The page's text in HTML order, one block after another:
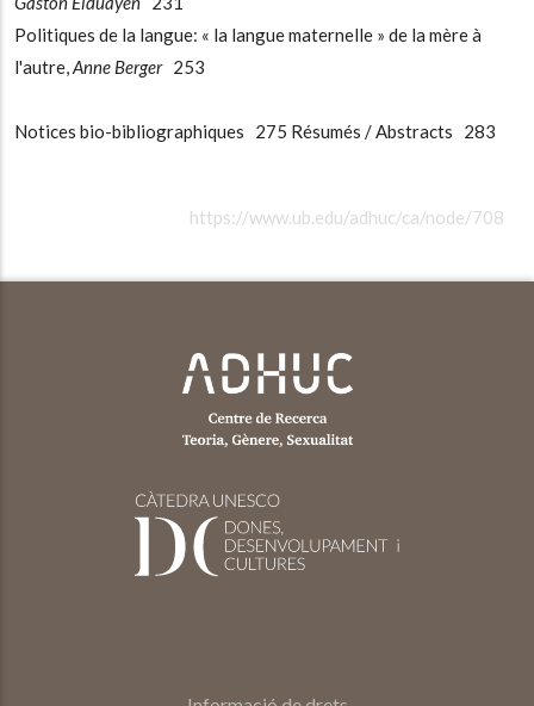
Politiques de la langue: « la langue maternelle » de la mère à
l'autre,Anne Berger253
Notices bio-bibliographiques 275 Résumés / Abstracts 283
https://www.ub.edu/adhuc/ca/node/708